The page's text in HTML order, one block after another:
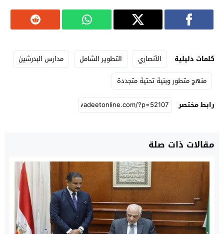
كلمات دليلية الأنصاري التطوير الشامل
مدارس البدرشين
منهج متطور وبنية تحتية متجددة
رابط مختصر
مقالات ذات صلة